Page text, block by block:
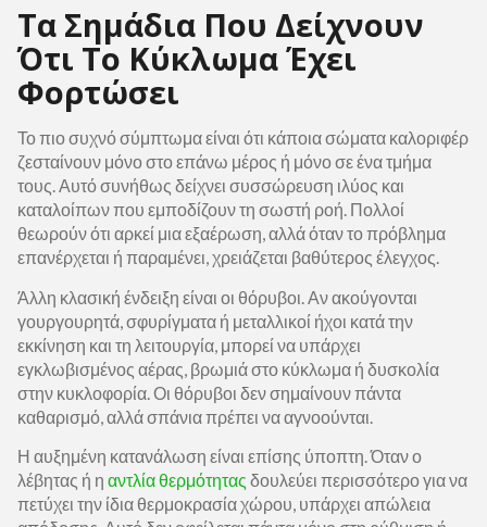
Τα Σημάδια Που Δείχνουν
Ότι Το Κύκλωμα Έχει
Φορτώσει
Το πιο συχνό σύμπτωμα είναι ότι κάποια σώματα καλοριφέρ
ζεσταίνουν μόνο στο επάνω μέρος ή μόνο σε ένα τμήμα
τους. Αυτό συνήθως δείχνει συσσώρευση ιλύος και
καταλοίπων που εμποδίζουν τη σωστή ροή. Πολλοί
θεωρούν ότι αρκεί μια εξαέρωση, αλλά όταν το πρόβλημα
επανέρχεται ή παραμένει, χρειάζεται βαθύτερος έλεγχος.
Άλλη κλασική ένδειξη είναι οι θόρυβοι. Αν ακούγονται
γουργουρητά, σφυρίγματα ή μεταλλικοί ήχοι κατά την
εκκίνηση και τη λειτουργία, μπορεί να υπάρχει
εγκλωβισμένος αέρας, βρωμιά στο κύκλωμα ή δυσκολία
στην κυκλοφορία. Οι θόρυβοι δεν σημαίνουν πάντα
καθαρισμό, αλλά σπάνια πρέπει να αγνοούνται.
Η αυξημένη κατανάλωση είναι επίσης ύποπτη. Όταν ο
λέβητας ή η αντλία θερμότητας δουλεύει περισσότερο για να
πετύχει την ίδια θερμοκρασία χώρου, υπάρχει απώλεια